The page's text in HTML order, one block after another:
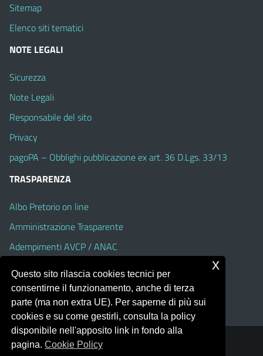
Sitemap
Elenco siti tematici
NOTE LEGALI
Sicurezza
Note Legali
Responsabile del sito
Privacy
pagoPA – Obblighi pubblicazione ex art. 36 D.Lgs. 33/13
TRASPARENZA
Albo Pretorio on line
Amministrazione Trasparente
Adempimenti AVCP / ANAC
Accesso Civico
Dichiarazione di accessibilità
Portale realizzato con la piattaforma
Questo sito rilascia cookies tecnici per
consentirne il funzionamento, anche di terza
parte (ma non extra UE). Per saperne di più sui
cookies e su come gestirli, consulta la policy
disponibile nell'apposito link in fondo alla
pagina.Cookie Policy
x